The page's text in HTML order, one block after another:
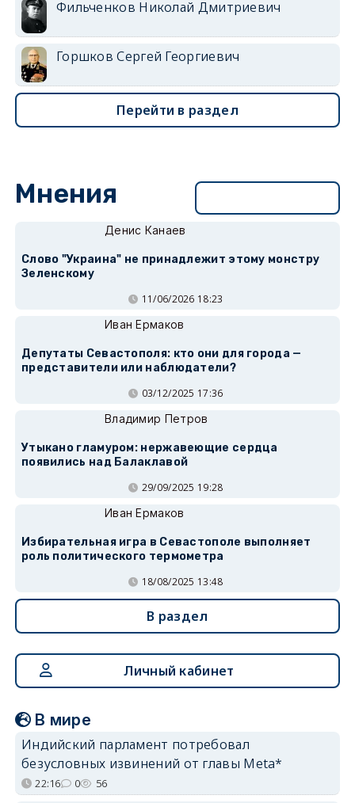
Фильченков Николай Дмитриевич
Горшков Сергей Георгиевич
Перейти в раздел
Мнения
Денис Канаев
Слово "Украина" не принадлежит этому монстру
Зеленскому
11/06/2026 18:23
Иван Ермаков
Депутаты Севастополя: кто они для города —
представители или наблюдатели?
03/12/2025 17:36
Владимир Петров
Утыкано гламуром: нержавеющие сердца
появились над Балаклавой
29/09/2025 19:28
Иван Ермаков
Избирательная игра в Севастополе выполняет
роль политического термометра
18/08/2025 13:48
В раздел
Личный кабинет
В мире
Индийский парламент потребовал
безусловных извинений от главы Meta*
22:16 0 56